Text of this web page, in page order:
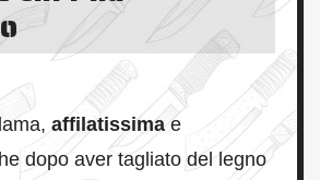
affilatissimae
dopo aver tagliato del legno